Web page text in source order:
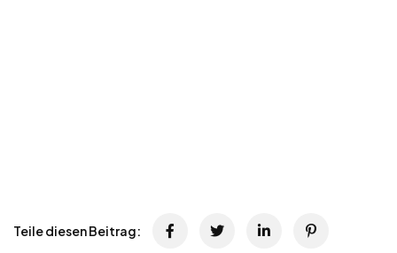
Teile diesen Beitrag: